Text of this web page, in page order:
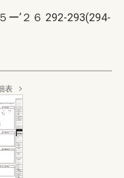
ー’２６ 292-293(294-
表